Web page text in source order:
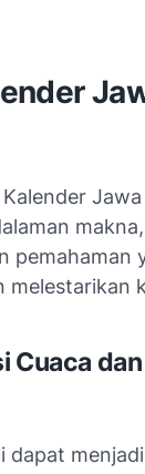
pemahaman
melestarikan
Cuaca
dapat